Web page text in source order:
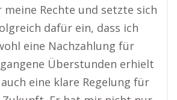
meine Rechte und setzte sich
dafür ein, dass ich
eine Nachzahlung für
Überstunden erhielt
eine klare Regelung für